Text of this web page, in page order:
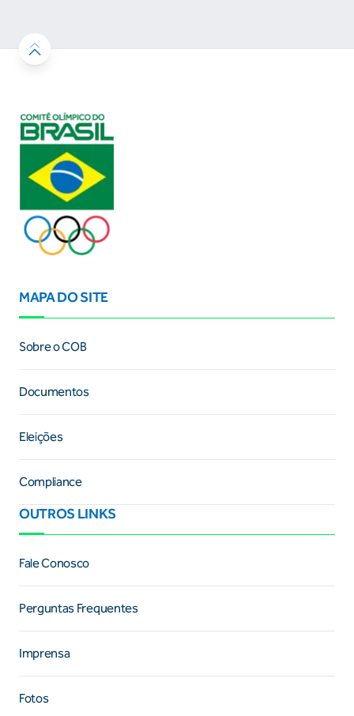
MAPA DO SITE
Sobre o COB
Documentos
Eleições
Compliance
OUTROS LINKS
Fale Conosco
Perguntas Frequentes
Imprensa
Fotos